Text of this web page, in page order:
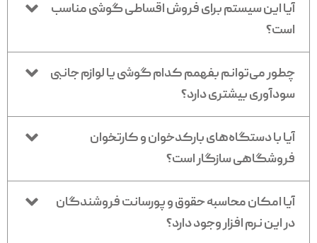
آیا این سیستم برای فروش اقساطی گوشی مناسب
است؟
چطور می‌توانم بفهمم کدام گوشی یا لوازم جانبی
سودآوری بیشتری دارد؟
آیا با دستگاه‌های بارکدخوان و کارتخوان
فروشگاهی سازگار است؟
آیا امکان محاسبه حقوق و پورسانت فروشندگان
در این نرم افزار وجود دارد؟